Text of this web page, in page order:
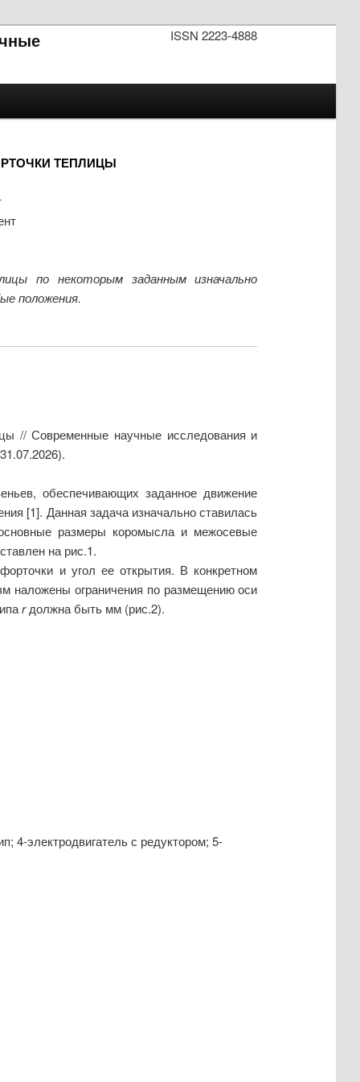
ISSN 2223-4888
ТЕПЛИЦЫ
по некоторым заданным изначально
положения.
// Современные научные исследования и
обеспечивающих заданное движение
[1]. Данная задача изначально ставилась
размеры коромысла и межосевые
на рис.1.
и угол ее открытия. В конкретном
наложены ограничения по размещению оси
rдолжна быть мм (рис.2).
4-электродвигатель с редуктором; 5-